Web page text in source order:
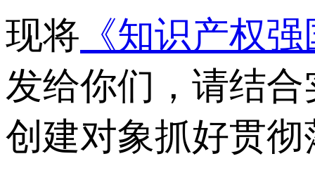
现将 《知识产权
发给你们，请结
创建对象抓好贯彻